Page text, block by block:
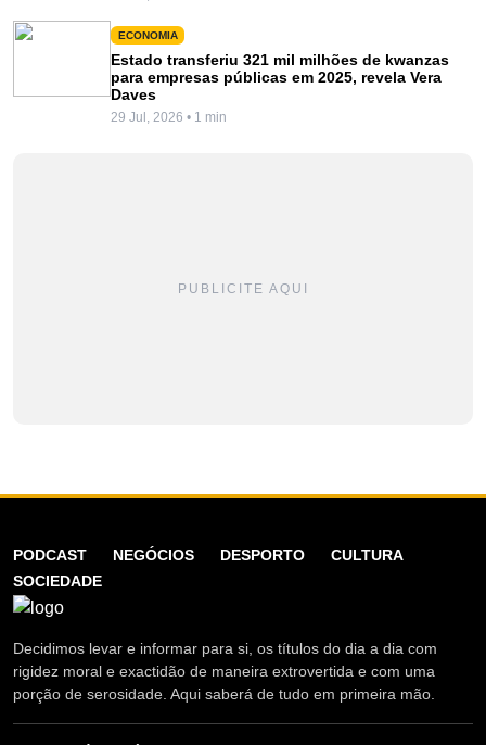
ECONOMIA
Estado transferiu 321 mil milhões de kwanzas
para empresas públicas em 2025, revela Vera
Daves
29 Jul, 2026 • 1 min
PUBLICITE AQUI
PODCAST NEGÓCIOS DESPORTO
CULTURA
SOCIEDADE
Decidimos levar e informar para si, os títulos do dia a dia com
rigidez moral e exactidão de maneira extrovertida e com uma
porção de serosidade. Aqui saberá de tudo em primeira mão.